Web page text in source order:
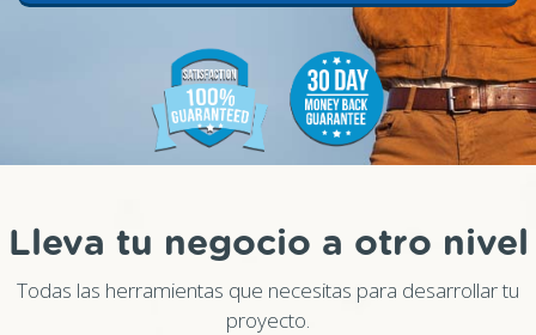
Lleva tu negocio a otro nivel
Todas las herramientas que necesitas para desarrollar tu
proyecto.